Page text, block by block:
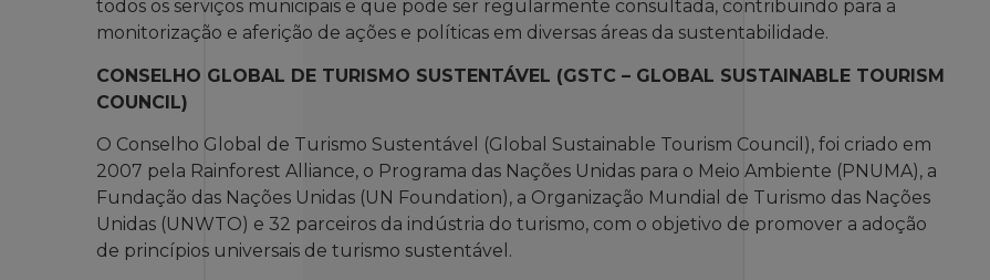
todos os serviços municipais e que pode ser regularmente consultada, contribuindo para a
monitorização e aferição de ações e políticas em diversas áreas da sustentabilidade.
CONSELHO GLOBAL DE TURISMO SUSTENTÁVEL (GSTC – GLOBAL SUSTAINABLE TOURISM
COUNCIL)
O Conselho Global de Turismo Sustentável (Global Sustainable Tourism Council), foi criado em
2007 pela Rainforest Alliance, o Programa das Nações Unidas para o Meio Ambiente (PNUMA), a
Fundação das Nações Unidas (UN Foundation), a Organização Mundial de Turismo das Nações
Unidas (UNWTO) e 32 parceiros da indústria do turismo, com o objetivo de promover a adoção
de princípios universais de turismo sustentável.